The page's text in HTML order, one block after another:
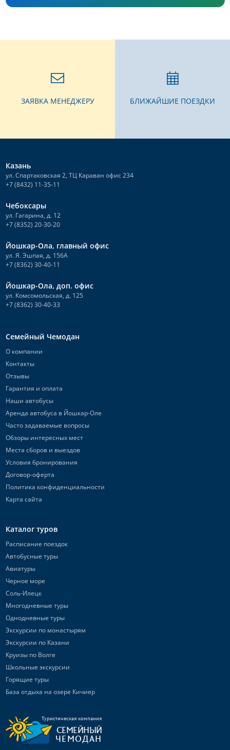
ЗАЯВКА МЕНЕДЖЕРУ БЛИЖАЙШИЕ ПОЕЗДКИ
Казань
ул. Спартаковская 2, ТЦ Караван офис 234
+7 (8432) 11-35-11
Чебоксары
ул. Гагарина, д. 12
+7 (8352) 20-30-20
Йошкар-Ола, главный офис
ул. Я. Эшпая, д. 156А
+7 (8362) 30-40-11
Йошкар-Ола, доп. офис
ул. Комсомольская, д. 125
+7 (8362) 30-40-33
Семейный Чемодан
О компании
Контакты
Отзывы
Гарантия и оплата
Наши автобусы
Аренда автобуса в Йошкар-Оле
Часто задаваемые вопросы
Обзоры интересных мест
Места сборов и выездов
Условия бронирования
Договор-оферта
Политика конфиденциальности
Карта сайта
Каталог туров
Расписание поездок
Автобусные туры
Авиатуры
Черное море
Соль-Илецк
Многодневные туры
Однодневные туры
Экскурсии по монастырям
Экскурсии по Казани
Круизы по Волге
Школьные экскурсии
Горящие туры
База отдыха на озере Кичиер
Туристическая компания
СЕМЕЙНЫЙ
ЧЕМОДАН